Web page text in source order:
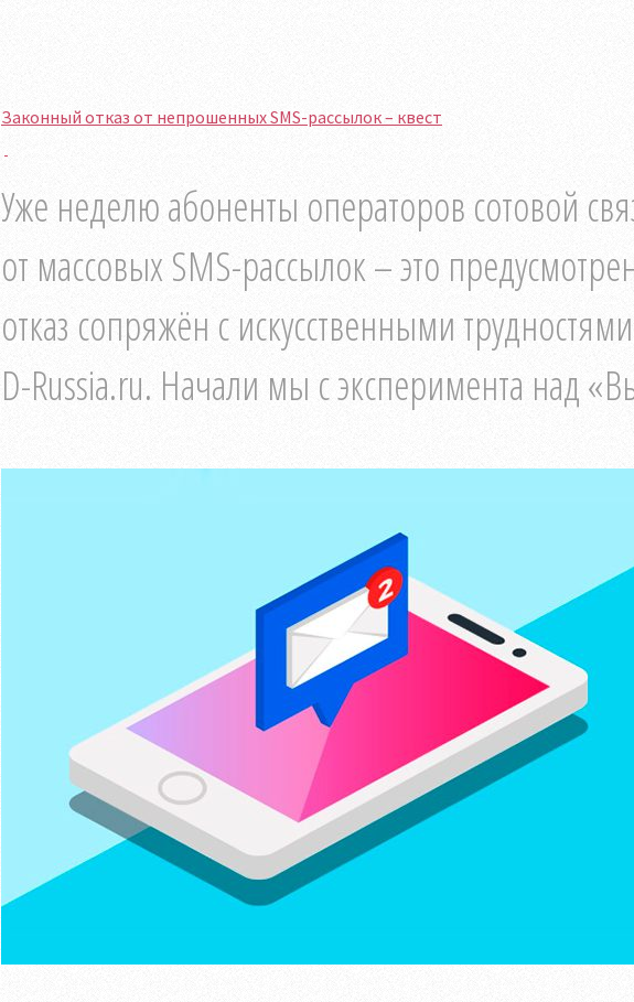
Законный отказ от непрошенных SMS-рассылок – квест
Уже неделю абоненты операторов сотовой
от массовых SMS-рассылок – это
отказ сопряжён с искусственными
D-Russia.ru. Начали мы с эксперимента над